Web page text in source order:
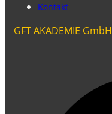
Kontakt
GFT AKADEMIE GmbH